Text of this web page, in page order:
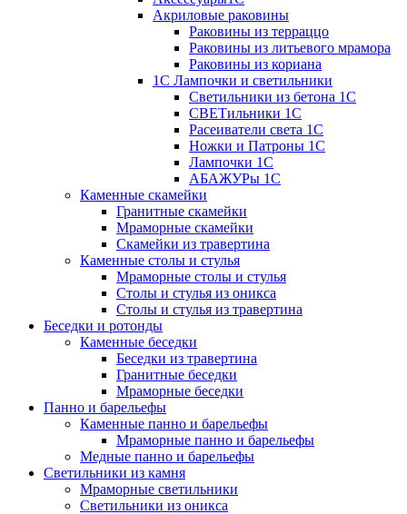
Акриловые раковины
Раковины из терраццо
Раковины из литьевого мрамора
Раковины из кориана
1С Лампочки и светильники
Светильники из бетона 1С
СВЕТильники 1С
Расеиватели света 1С
Ножки и Патроны 1С
Лампочки 1С
АБАЖУРы 1С
Каменные скамейки
Гранитные скамейки
Мраморные скамейки
Скамейки из травертина
Каменные столы и стулья
Мраморные столы и стулья
Столы и стулья из оникса
Столы и стулья из травертина
Беседки и ротонды
Каменные беседки
Беседки из травертина
Гранитные беседки
Мраморные беседки
Панно и барельефы
Каменные панно и барельефы
Мраморные панно и барельефы
Медные панно и барельефы
Светильники из камня
Мраморные светильники
Светильники из оникса